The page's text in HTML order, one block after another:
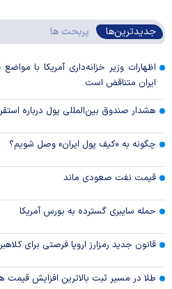
جدیدترین‌ها پربحث ها
اظهارات وزیر خزانه‌داری آمریکا با
ایران متناقض است
هشدار صندوق بین‌المللی پول درباره
چگونه به «کیف پول ایران» وصل شویم؟
قیمت نفت صعودی ماند
حمله سایبری گسترده به بورس آمریکا
قانون جدید رمزارز اروپا فرصتی برای
طلا در مسیر ثبت بالاترین افزایش قیمت